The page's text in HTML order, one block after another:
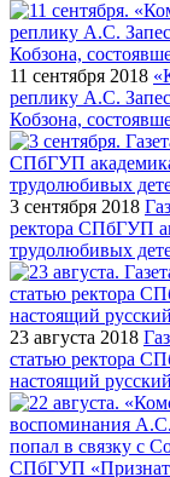
11 сентября 2018
реплику А.С.
Кобзона,
3 сентября 2018
ректора СПбГУП
трудолюбивых
23 августа 2018
статью ректора
настоящий